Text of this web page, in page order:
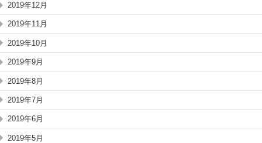
2019年12月
2019年11月
2019年10月
2019年9月
2019年8月
2019年7月
2019年6月
2019年5月